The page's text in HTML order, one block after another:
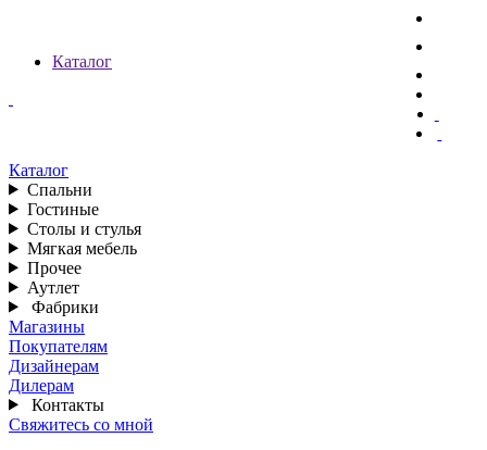
Каталог
Каталог
Спальни
Гостиные
Столы и стулья
Мягкая мебель
Прочее
Аутлет
Фабрики
Магазины
Покупателям
Дизайнерам
Дилерам
Контакты
Свяжитесь со мной